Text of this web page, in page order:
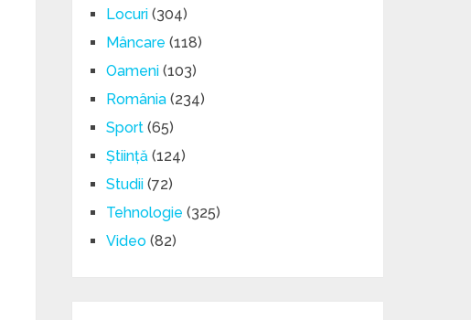
Locuri (304)
Mâncare (118)
Oameni (103)
România (234)
Sport (65)
Știință (124)
Studii (72)
Tehnologie (325)
Video (82)